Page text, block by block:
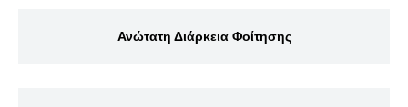
Ανώτατη Διάρκεια Φοίτησης